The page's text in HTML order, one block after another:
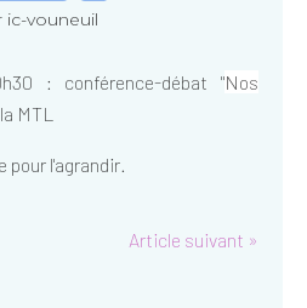
ic-vouneuil
: conférence-débat "Nos
MTL
pour l'agrandir.
Article suivant »